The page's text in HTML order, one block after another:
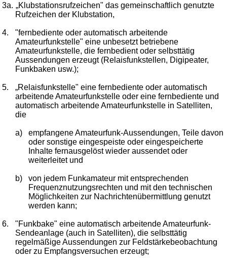
3a. „Klubstationsrufzeichen" das gemeinschaftlich genutzte
Rufzeichen der Klubstation,
4.
"fernbediente oder automatisch arbeitende
Amateurfunkstelle" eine unbesetzt betriebene
Amateurfunkstelle, die fernbedient oder selbsttätig
Aussendungen erzeugt (Relaisfunkstellen, Digipeater,
Funkbaken usw.);
5.
„Relaisfunkstelle" eine fernbediente oder automatisch
arbeitende Amateurfunkstelle oder eine fernbediente und
automatisch arbeitende Amateurfunkstelle in Satelliten,
die
a)
empfangene Amateurfunk-Aussendungen, Teile davon
oder sonstige eingespeiste oder eingespeicherte
Inhalte fernausgelöst wieder aussendet oder
weiterleitet und
b)
von jedem Funkamateur mit entsprechenden
Frequenznutzungsrechten und mit den technischen
Möglichkeiten zur Nachrichtenübermittlung genutzt
werden kann;
6.
"Funkbake" eine automatisch arbeitende Amateurfunk-
Sendeanlage (auch in Satelliten), die selbsttätig
regelmäßige Aussendungen zur Feldstärkebeobachtung
oder zu Empfangsversuchen erzeugt;